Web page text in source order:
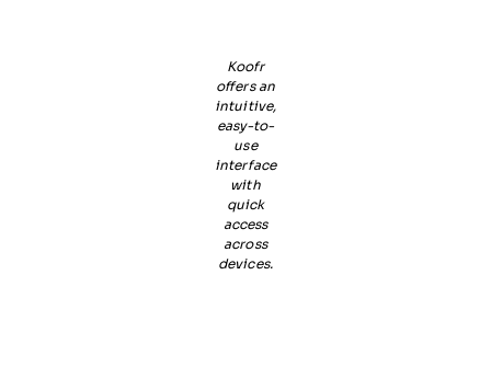
Koofr
offers an
intuitive,
easy-to-
use
interface
with
quick
access
across
devices.